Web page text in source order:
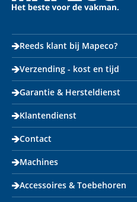
Reeds klant bij Mapeco?
Verzending - kost en tijd
Garantie & Hersteldienst
Klantendienst
Contact
Machines
Accessoires & Toebehoren